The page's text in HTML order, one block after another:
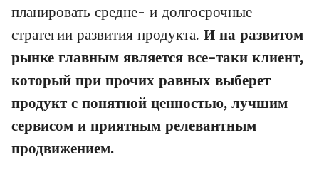
планировать средне- и долгосрочные
стратегии развития продукта. И на развитом
рынке главным является все-таки клиент,
который при прочих равных выберет
продукт с понятной ценностью, лучшим
сервисом и приятным релевантным
продвижением.